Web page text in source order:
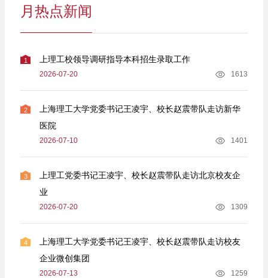
月热点新闻
1 上理工校领导调研指导本科招生录取工作
2026-07-20 1613
2
上海理工大学党委书记王凌宇、校长赵震带队走访新华
医院
2026-07-10 1401
3
上理工党委书记王凌宇、校长赵震带队走访北京校友企
业
2026-07-20 1309
4
上海理工大学党委书记王凌宇、校长赵震带队走访校友
企业微创集团
2026-07-13 1259